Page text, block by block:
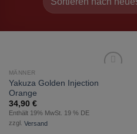
Wunschliste
MÄNNER
Yakuza Golden Injection
Orange
34,90 €
Enthält 19% MwSt. 19 % DE
zzgl. Versand